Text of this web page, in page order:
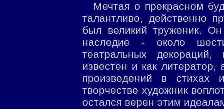
Мечтая о прекрасном
талантливо, действенно
был великий труженик.
наследие - около
театральных
известен и как литератор,
произведений в стихах
творчестве художник
остался верен этим